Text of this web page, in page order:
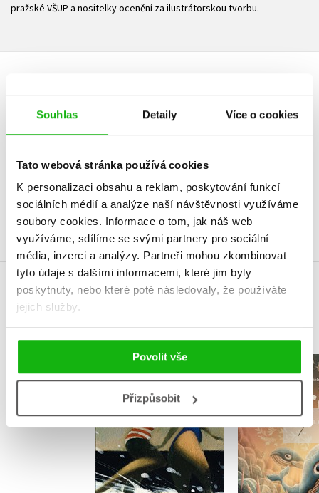
Souhlas Detaily Více o cookies
Tato webová stránka používá cookies
K personalizaci obsahu a reklam, poskytování funkcí
sociálních médií a analýze naší návštěvnosti využíváme
soubory cookies. Informace o tom, jak náš web
využíváme, sdílíme se svými partnery pro sociální
média, inzerci a analýzy. Partneři mohou zkombinovat
tyto údaje s dalšími informacemi, které jim byly
poskytnuty, nebo které poté následovaly, že používáte
jejich služby.
Povolit vše
Přizpůsobit
pražské VŠUP a nositelky ocenění za ilustrátorskou tvorbu.
V současné době nejsou vytvořena žádná uživatelská hodnocení.
Vaše hodnocení
Uživatelskou recenzi mohou vkládat pouze registrovaní uživatelé
Přihlásit
MOHLO BY VÁS TAKÉ ZAJÍMAT
Oldřich Jelínek
Známý Neznámý
Edgar Dutka
,
Tomáš Prokůpek
Hana Nováková
,
Pavel Kořínek
,
Pavel Ryška
Milica Pechánková
,
Mgr. Hana Nováková
,
Eva Neumannová
Gerda:
a
Adrián